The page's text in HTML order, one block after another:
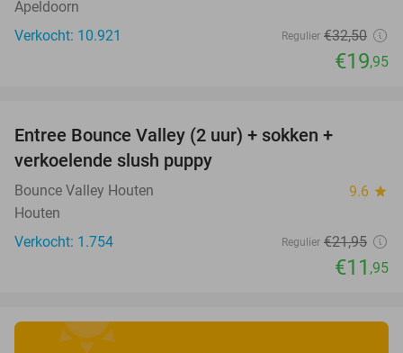
Apeldoorn
Verkocht: 10.921
Regulier €32,50
€19,95
Entree Bounce Valley (2 uur) + sokken +
verkoelende slush puppy
Bounce Valley Houten 9.6 star
Houten
Verkocht: 1.754
Regulier €21,95
€11 ,95